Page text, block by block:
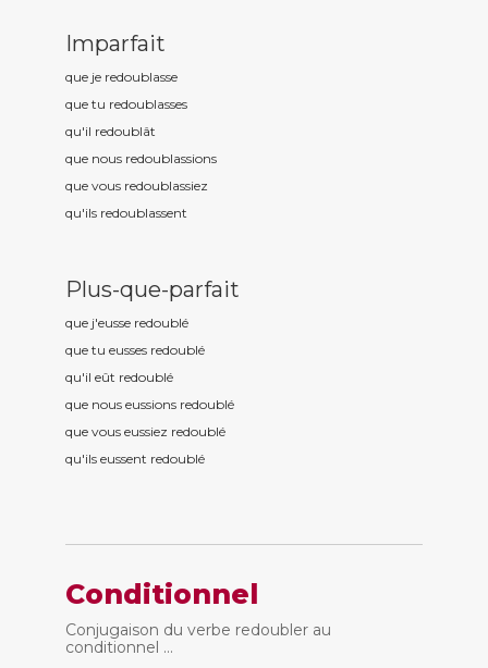
Imparfait
que je redoublasse
que tu redoublasses
qu'il redoublât
que nous redoublassions
que vous redoublassiez
qu'ils redoublassent
Plus-que-parfait
que j'eusse redoublé
que tu eusses redoublé
qu'il eût redoublé
que nous eussions redoublé
que vous eussiez redoublé
qu'ils eussent redoublé
Conditionnel
Conjugaison du verbe redoubler au
conditionnel ...